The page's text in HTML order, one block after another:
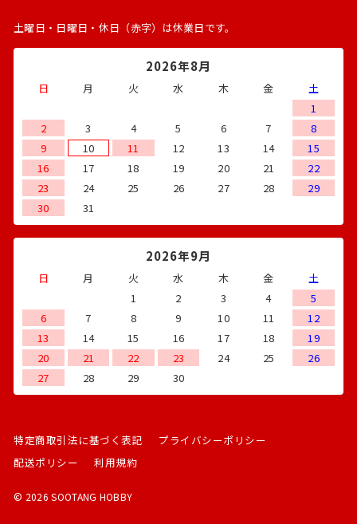
土曜日・日曜日・休日（赤字）は休業日です。
2026年8月
日 月 火 水 木 金
土
1
2
3 4 5 6 7
8
9
10 11 12 13 14
15
16
17 18 19 20 21
22
23
24 25 26 27 28
29
30
31
2026年9月
日 月 火 水 木 金
土
1
2 3 4
5
6
7 8 9 10 11
12
13
14 15 16 17 18
19
20
21 22 23 24 25
26
27
28 29 30
© 2026 SOOTANG HOBBY
特定商取引法に基づく表記
プライバシーポリシー
配送ポリシー
利用規約